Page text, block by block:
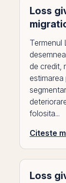
Loss
Termenul
de credit,
estimarea
folosita...
Citeste
Loss